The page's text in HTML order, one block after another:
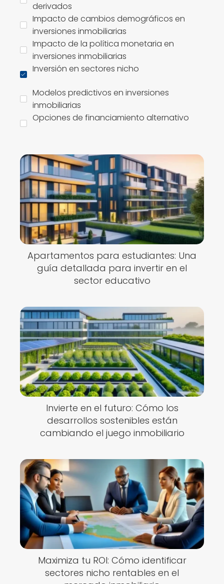
derivados
Impacto de cambios demográficos en
inversiones inmobiliarias
Impacto de la política monetaria en
inversiones inmobiliarias
Inversión en sectores nicho
Modelos predictivos en inversiones
inmobiliarias
Opciones de financiamiento alternativo
Apartamentos para estudiantes: Una
guía detallada para invertir en el
sector educativo
Invierte en el futuro: Cómo los
desarrollos sostenibles están
cambiando el juego inmobiliario
Maximiza tu ROI: Cómo identificar
sectores nicho rentables en el